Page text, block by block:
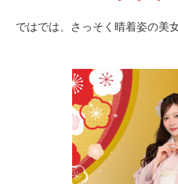
ではでは、さっそく晴着姿の